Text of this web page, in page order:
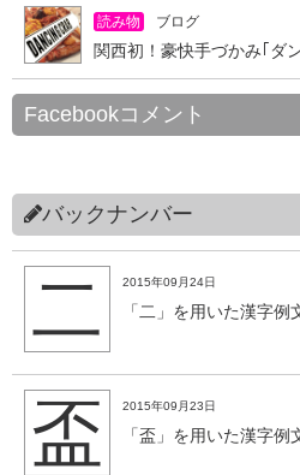
読み物 ブログ
Facebookコメント
バックナンバー
二 2015年09月24日
「二」を用いた漢字例
盃 2015年09月23日
「盃」を用いた漢字例